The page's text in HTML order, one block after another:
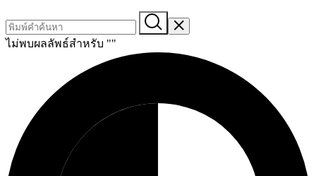
ไม่พบผลลัพธ์สำหรับ ""